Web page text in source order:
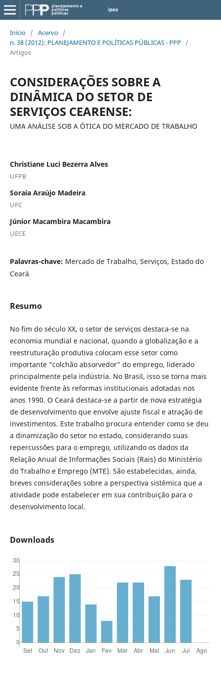
Início / Acervo /
n. 38 (2012): PLANEJAMENTO E POLÍTICAS PÚBLICAS - PPP /
Artigos
CONSIDERAÇÕES SOBRE A
DINÂMICA DO SETOR DE
SERVIÇOS CEARENSE:
UMA ANÁLISE SOB A ÓTICA DO MERCADO DE TRABALHO
Christiane Luci Bezerra Alves
UFPB
Soraia Araújo Madeira
UFC
Júnior Macambira Macambira
UECE
Palavras-chave: Mercado de Trabalho, Serviços, Estado do
Ceará
Resumo
No fim do século XX, o setor de serviços destaca-se na
economia mundial e nacional, quando a globalização e a
reestruturação produtiva colocam esse setor como
importante “colchão absorvedor” do emprego, liderado
principalmente pela indústria. No Brasil, isso se torna mais
evidente frente às reformas institucionais adotadas nos
anos 1990. O Ceará destaca-se a partir de nova estratégia
de desenvolvimento que envolve ajuste fiscal e atração de
investimentos. Este trabalho procura entender como se deu
a dinamização do setor no estado, considerando suas
repercussões para o emprego, utilizando os dados da
Relação Anual de Informações Sociais (Rais) do Ministério
do Trabalho e Emprego (MTE). São estabelecidas, ainda,
breves considerações sobre a perspectiva sistêmica que a
atividade pode estabelecer em sua contribuição para o
desenvolvimento local.
Downloads